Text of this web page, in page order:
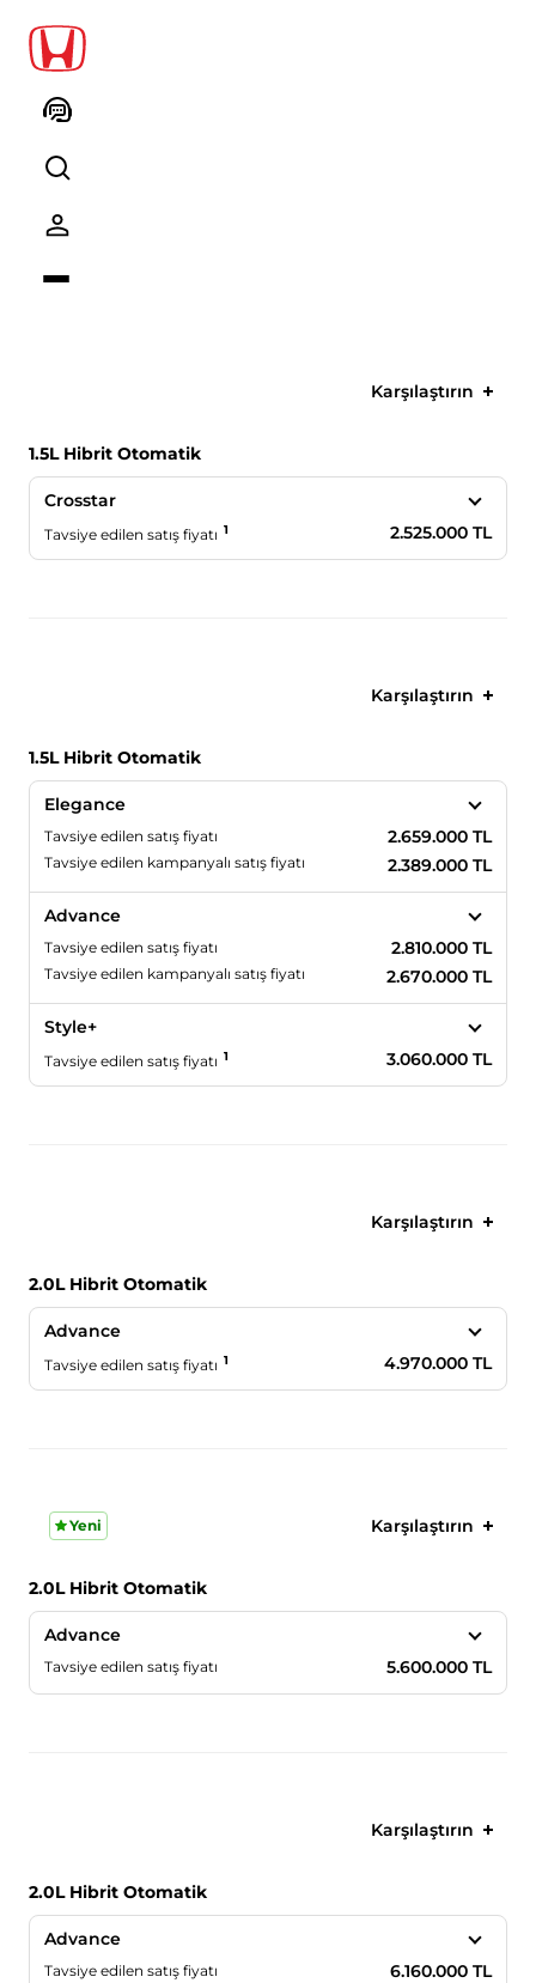
Karşılaştırın
1.5L Hibrit Otomatik
Crosstar
Tavsiye edilen satış fiyatı 1 2.525.000 TL
Karşılaştırın
1.5L Hibrit Otomatik
Elegance
Tavsiye edilen satış fiyatı 2.659.000 TL
Tavsiye edilen kampanyalı satış fiyatı 2.389.000 TL
Advance
Tavsiye edilen satış fiyatı 2.810.000 TL
Tavsiye edilen kampanyalı satış fiyatı 2.670.000 TL
Style+
Tavsiye edilen satış fiyatı 1 3.060.000 TL
Karşılaştırın
2.0L Hibrit Otomatik
Advance
Tavsiye edilen satış fiyatı 1 4.970.000 TL
Yeni Karşılaştırın
2.0L Hibrit Otomatik
Advance
Tavsiye edilen satış fiyatı 5.600.000 TL
Karşılaştırın
2.0L Hibrit Otomatik
Advance
Tavsiye edilen satış fiyatı 6.160.000 TL